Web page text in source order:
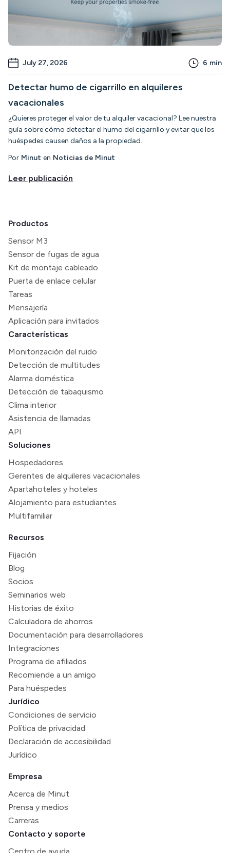
July 27, 2026 6 min
Detectar humo de cigarrillo en alquileres
vacacionales
¿Quieres proteger el valor de tu alquiler vacacional? Lee nuestra
guía sobre cómo detectar el humo del cigarrillo y evitar que los
huéspedes causen daños a la propiedad.
Por Minut en Noticias de Minut
Leer publicación
Productos
Sensor M3
Sensor de fugas de agua
Kit de montaje cableado
Puerta de enlace celular
Tareas
Mensajería
Aplicación para invitados
Características
Monitorización del ruido
Detección de multitudes
Alarma doméstica
Detección de tabaquismo
Clima interior
Asistencia de llamadas
API
Soluciones
Hospedadores
Gerentes de alquileres vacacionales
Apartahoteles y hoteles
Alojamiento para estudiantes
Multifamiliar
Recursos
Fijación
Blog
Socios
Seminarios web
Historias de éxito
Calculadora de ahorros
Documentación para desarrolladores
Integraciones
Programa de afiliados
Recomiende a un amigo
Para huéspedes
Jurídico
Condiciones de servicio
Política de privacidad
Declaración de accesibilidad
Jurídico
Empresa
Acerca de Minut
Prensa y medios
Carreras
Contacto y soporte
Centro de ayuda